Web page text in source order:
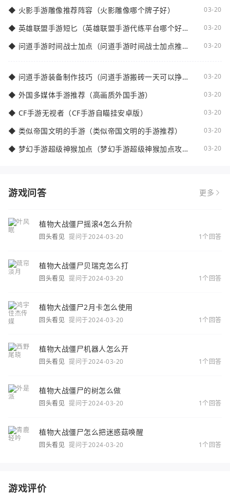
◆ 火影手游雕像推荐阵容（火影雕像哪个牌子好） 03-20
◆ 英雄联盟手游短匕（英雄联盟手游代练平台哪个好
03-20
◆ 问道手游时间战士加点（问道手游时间战士加点推
03-20
◆ 问道手游装备制作技巧（问道手游搬砖一天可以挣多
03-20
◆ 外国多媒体手游推荐（高画质外国手游） 03-20
◆ CF手游无视者（CF手游自瞄挂安卓版） 03-20
◆ 类似帝国文明的手游（类似帝国文明的手游推荐） 03-20
◆ 梦幻手游超级神猴加点（梦幻手游超级神猴加点攻
03-20
游戏问答 更多
植物大战僵尸摇滚4怎么升阶
回头看见 提问于2024-03-20 1个回答
植物大战僵尸贝瑞克怎么打
回头看见 提问于2024-03-20 1个回答
植物大战僵尸2月卡怎么使用
回头看见 提问于2024-03-20 1个回答
植物大战僵尸机器人怎么开
回头看见 提问于2024-03-20 1个回答
植物大战僵尸的树怎么做
回头看见 提问于2024-03-20 1个回答
植物大战僵尸怎么把迷惑菇唤醒
回头看见 提问于2024-03-20 1个回答
游戏评价